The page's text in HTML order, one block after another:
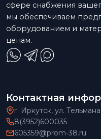
сфере снабжения
мы обеспечиваем
оборудованием и
ценам.
Контактная
г. Иркутск, ул. Тельмана
8(3952)600035
605359@prom-38.ru